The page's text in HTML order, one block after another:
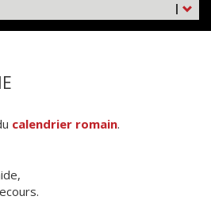
|
calendrier romain.